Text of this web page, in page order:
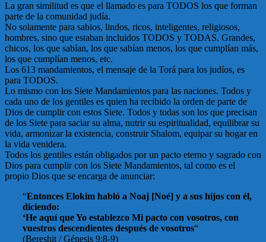
La gran similitud es que el llamado es para TODOS los que forman
parte de la comunidad judía.
No solamente para sabios, lindos, ricos, inteligentes, religiosos,
hombres, sino que estaban incluidos TODOS y TODAS. Grandes,
chicos, los que sabían, los que sabían menos, los que cumplían más,
los que cumplían menos, etc.
Los 613 mandamientos, el mensaje de la Torá para los judíos, es
para TODOS.
Lo mismo con los Siete Mandamientos para las naciones. Todos y
cada uno de los gentiles es quien ha recibido la orden de parte de
Dios de cumplir con estos Siete. Todos y todas son los que precisan
de los Siete para saciar su alma, nutrir su espiritualidad, equilibrar su
vida, armonizar la existencia, construir Shalom, equipar su hogar en
la vida venidera.
Todos los gentiles están obligados por un pacto eterno y sagrado con
Dios para cumplir con los Siete Mandamientos, tal como es el
propio Dios que se encarga de anunciar:
“Entonces Elokim habló a Noaj [Noé] y a sus hijos con él,
diciendo:
‘He aquí que Yo establezco Mi pacto con vosotros, con
vuestros descendientes después de vosotros“
(Bereshit / Génesis 9:8-9)